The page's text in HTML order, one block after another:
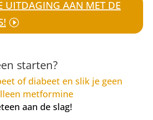
UITDAGING AAN MET DE
starten?
of diabeet en slik je geen
metformine
aan de slag!